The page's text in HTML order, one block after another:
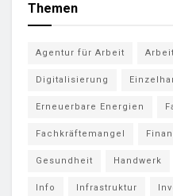
Themen
Agentur für Arbeit
Digitalisierung
Erneuerbare Energien
Fachkräftemangel
Gesundheit Handwerk
Info Infrastruktur